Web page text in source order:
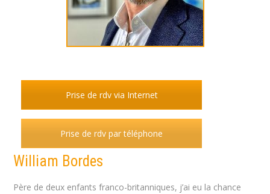
Prise de rdv via Internet
Prise de rdv par téléphone
William Bordes
Père de deux enfants franco-britanniques, j’ai eu la chance